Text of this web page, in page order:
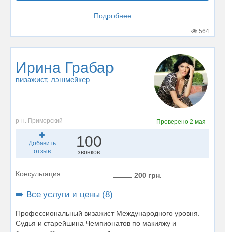
Подробнее
564
Ирина Грабар
визажист, лэшмейкер
р-н. Приморский Проверено 2 мая
Добавить
отзыв
100
звонков
Консультация 200 грн.
➡️ Все услуги и цены (8)
Профессиональный визажист Международного уровня.
Судья и старейшина Чемпионатов по макияжу и